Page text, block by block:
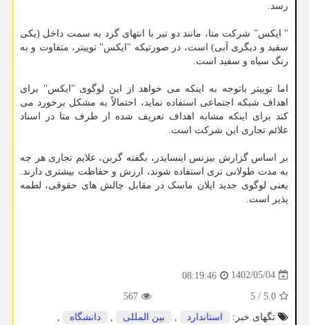
رسد.
" ایکس" شرکت متا، مانند دو تیر با انتهای گرد به سمت داخل (یکی
سفید و دیگری آبی) است، در صورتیکه "ایکس" توییتر، متفاوت و به
رنگ سیاه و سفید است.
اما توییتر باتوجه به اینکه می خواهد از این لوگوی "ایکس" برای
اهداف شبکه اجتماعی استفاده نماید، احتمالاً به مشکل برخورد می
کند برای اینکه مشابه اهداف تعریف شده از طرف متا در اسناد
علائم تجاری این شرکت است.
بر اساس گزارش بیزنس اینسایدر، بگفته گربن، علایم تجاری هر چه
به مدت طولانی تری استفاده شوند، ارزش و حفاظت بیشتری دارند.
یعنی لوگوی جدید ایلان ماسک در مقابل چالش های حقوقی، لطمه
پذیر است.
1402/05/04
08:19:46
5.0
/
5
567
تگهای خبر:
استاندارد , بین المللی , دانشگاه
,